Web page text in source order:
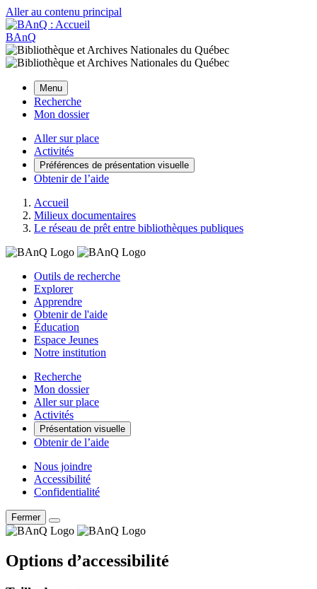
Aller au contenu principal
BAnQ
Menu
Recherche
Mon dossier
Aller sur place
Activités
Préférences de présentation visuelle
Obtenir de l’aide
Accueil
Milieux documentaires
Le réseau de prêt entre bibliothèques publiques
Outils de recherche
Explorer
Apprendre
Obtenir de l'aide
Éducation
Espace Jeunes
Notre institution
Recherche
Mon dossier
Aller sur place
Activités
Présentation visuelle
Obtenir de l’aide
Nous joindre
Accessibilité
Confidentialité
Fermer
Options d’accessibilité